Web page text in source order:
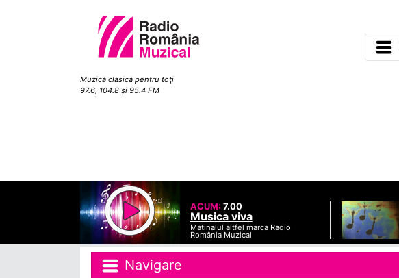
Muzică clasică pentru toţi
97.6, 104.8 şi 95.4 FM
ACUM: 7.00
Musica viva
Matinalul altfel marca Radio
România Muzical
Navigare